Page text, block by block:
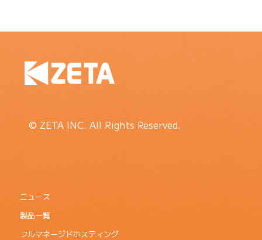
© ZETA INC. All Rights Reserved.
ニュース
製品一覧
フルマネージドホスティング